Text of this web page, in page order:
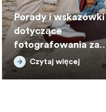
Porady i wskazówki
dotyczące
fotografowania za
pomocą aparatów i
filmów Polaroid
Czytaj więcej